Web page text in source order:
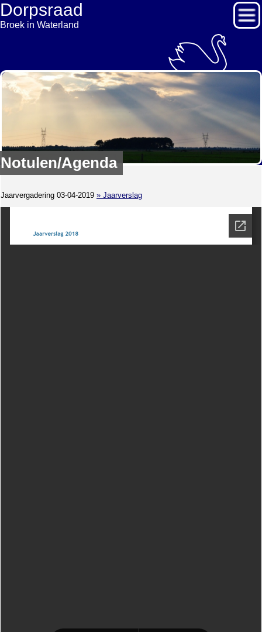
Dorpsraad
Broek in Waterland
Notulen/Agenda
Jaarvergadering 03-04-2019 » Jaarverslag